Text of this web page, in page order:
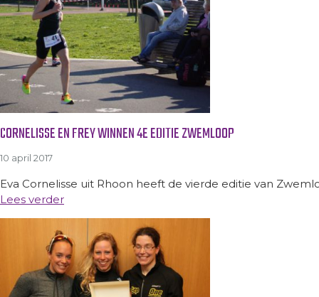
CORNELISSE EN FREY WINNEN 4E EDITIE ZWEMLOOP
10 april 2017
Eva Cornelisse uit Rhoon heeft de vierde editie van
Lees verder